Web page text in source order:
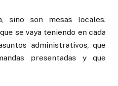
sino son mesas locales.
se vaya teniendo en cada
administrativos, que
presentadas y que